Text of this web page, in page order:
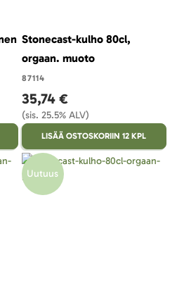
Stonecast-kulho 80cl,
orgaan. muoto
87114
35,74 €
(sis. 25.5% ALV)
LISÄÄ OSTOSKORIIN 12 KPL
Uutuus